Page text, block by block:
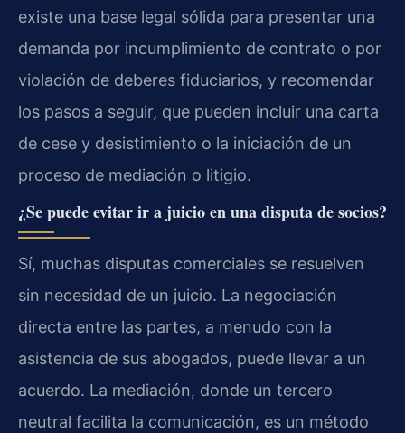
existe una base legal sólida para presentar una
demanda por incumplimiento de contrato o por
violación de deberes fiduciarios, y recomendar
los pasos a seguir, que pueden incluir una carta
de cese y desistimiento o la iniciación de un
proceso de mediación o litigio.
¿Se puede evitar ir a juicio en una disputa de socios?
Sí, muchas disputas comerciales se resuelven
sin necesidad de un juicio. La negociación
directa entre las partes, a menudo con la
asistencia de sus abogados, puede llevar a un
acuerdo. La mediación, donde un tercero
neutral facilita la comunicación, es un método